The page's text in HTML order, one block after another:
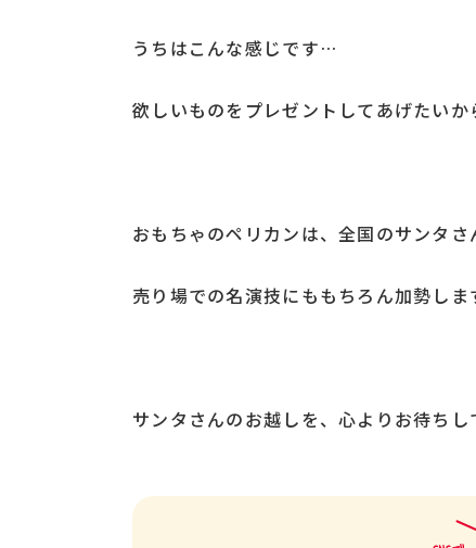
うちはこんな感じです…
欲しいものをプレゼントしてあげたいか
おもちゃのペリカンは、全国のサンタさ
売り場での名演技にももちろん加勢しま
サンタさんのお越しを、心よりお待ちし